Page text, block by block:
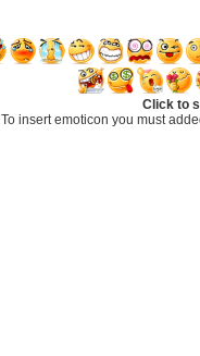
Click to
To insert emoticon you must